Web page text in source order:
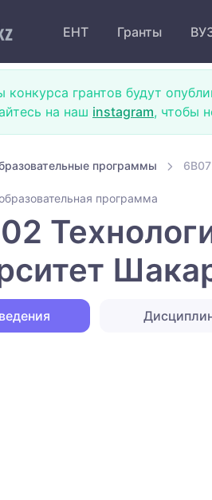
ЕНТ Гранты
конкурса грантов будут
на наш instagram, чтобы
программы
программа